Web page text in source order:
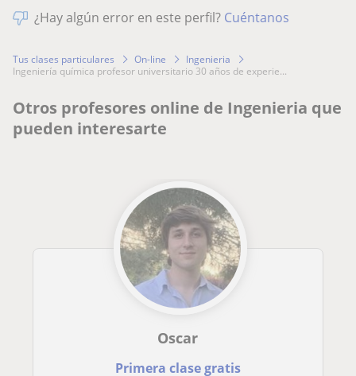
¿Hay algún error en este perfil? Cuéntanos
Tus clases particulares On-line
Ingenieria
ingeniería química profesor universitario 30 años de experie...
Otros profesores online de Ingenieria que
pueden interesarte
Oscar
Primera clase gratis